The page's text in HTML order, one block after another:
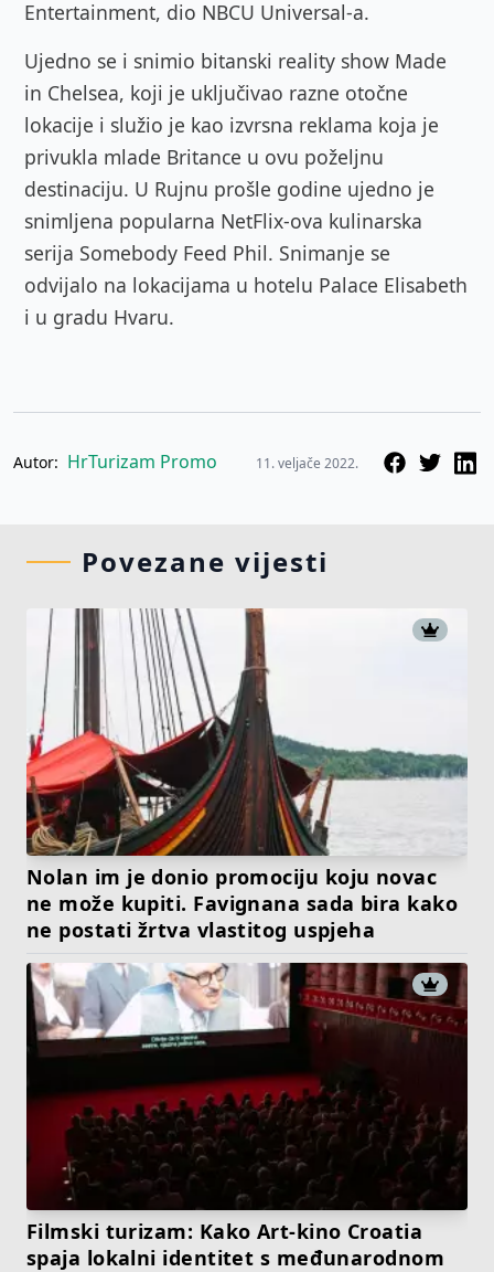
Entertainment, dio NBCU Universal-a.
Ujedno se i snimio bitanski reality show Made
in Chelsea, koji je uključivao razne otočne
lokacije i služio je kao izvrsna reklama koja je
privukla mlade Britance u ovu poželjnu
destinaciju. U Rujnu prošle godine ujedno je
snimljena popularna NetFlix-ova kulinarska
serija Somebody Feed Phil. Snimanje se
odvijalo na lokacijama u hotelu Palace Elisabeth
i u gradu Hvaru.
Autor: HrTurizam Promo 11. veljače 2022.
Povezane vijesti
Nolan im je donio promociju koju novac
ne može kupiti. Favignana sada bira kako
ne postati žrtva vlastitog uspjeha
Filmski turizam: Kako Art-kino Croatia
spaja lokalni identitet s međunarodnom